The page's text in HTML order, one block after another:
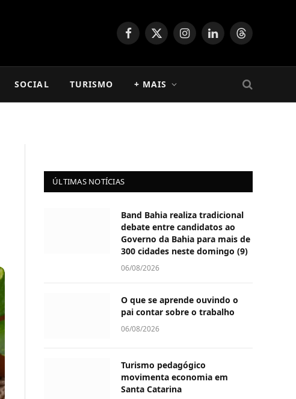
Facebook
X
InstagramLinkedInThreads
SOCIAL TURISMO + MAIS
ÚLTIMAS NOTÍCIAS
Band Bahia realiza tradicional
debate entre candidatos ao
Governo da Bahia para mais de
300 cidades neste domingo (9)
06/08/2026
O que se aprende ouvindo o
pai contar sobre o trabalho
06/08/2026
Turismo pedagógico
movimenta economia em
Santa Catarina